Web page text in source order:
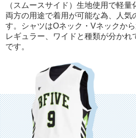
（スムースサイド）生地使用で軽
両方の用途で着用が可能な為、人気
す。シャツはOネック・Vネックか
レギュラー、ワイドと種類が分かれ
です。